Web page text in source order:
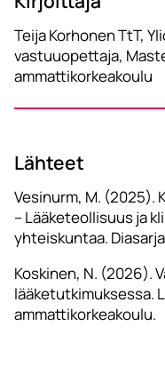
Teija Korhonen TtT,
vastuuopettaja,
ammattikorkeakoulu
Lähteet
Vesinurm, M.
– Lääketeollisuus ja
yhteiskuntaa.
Koskinen, N. (2026).
lääketutkimuksessa.
ammattikorkeakoulu.